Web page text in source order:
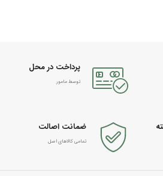
پرداخت در محل
توسط مامور
ضمانت اصالت
تمامی کالاهای اصل